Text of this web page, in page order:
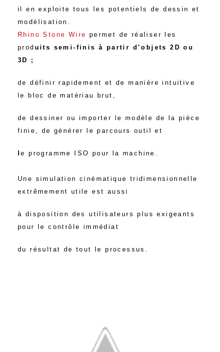
il en exploite tous les potentiels de dessin et
modélisation .
Rhino Stone Wire permet de réaliser les
prod uits semi-finis à partir d’objets 2D ou
3D ;
de définir rapidement et de manière intuitive
le bloc de matériau brut,
de dessiner ou importer le modèle de la pièce
finie, de générer le parcours outil et
le programme ISO pour la machine.
Une simulation cinématique tridimensionnelle
extrêmement utile est aussi
à disposition des utilisateurs plus exigeants
pour le contrôle immédiat
du résultat de tout le processus .